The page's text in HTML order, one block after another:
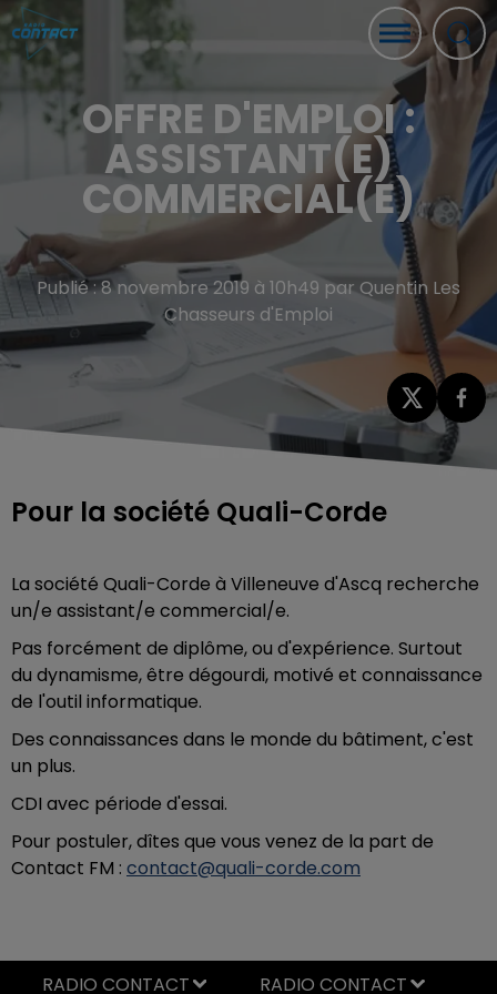
OFFRE D'EMPLOI :
ASSISTANT(E)
COMMERCIAL(E)
Publié : 8 novembre 2019 à 10h49 par Quentin Les
Chasseurs d'Emploi
Pour la société Quali-Corde
La société Quali-Corde à Villeneuve d'Ascq recherche
un/e assistant/e commercial/e.
Pas forcément de diplôme, ou d'expérience. Surtout
du dynamisme, être dégourdi, motivé et connaissance
de l'outil informatique.
Des connaissances dans le monde du bâtiment, c'est
un plus.
CDI avec période d'essai.
Pour postuler, dîtes que vous venez de la part de
Contact FM : contact@quali-corde.com
RADIO CONTACT